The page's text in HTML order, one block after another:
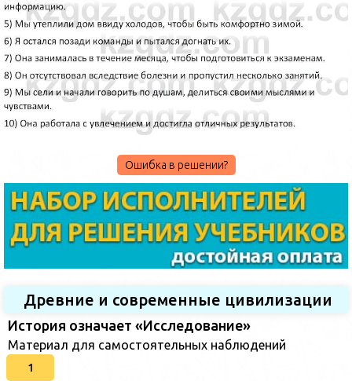
Ошибка в решении?
Древние и современные цивилизации
История означает «Исследование»
Материал для самостоятельных наблюдений
1